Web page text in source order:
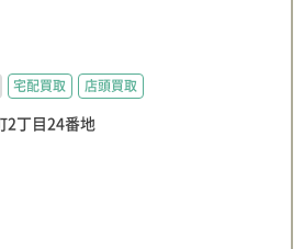
宅配買取 店頭買取
2丁目24番地